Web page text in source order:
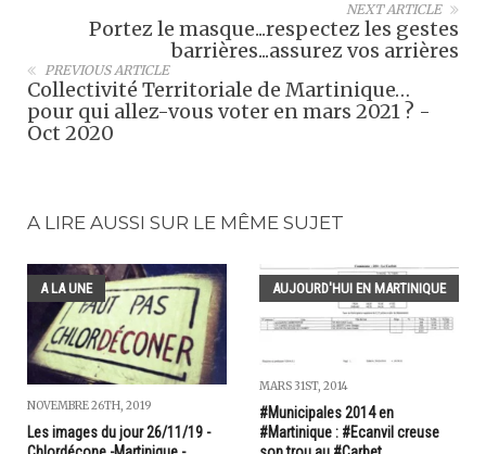
NEXT ARTICLE
Portez le masque...respectez les gestes
barrières...assurez vos arrières
PREVIOUS ARTICLE
Collectivité Territoriale de Martinique…
pour qui allez-vous voter en mars 2021 ? -
Oct 2020
A LIRE AUSSI SUR LE MÊME SUJET
A LA UNE
NOVEMBRE 26TH, 2019
Les images du jour 26/11/19 -
AUJOURD'HUI EN MARTINIQUE
MARS 31ST, 2014
#Municipales 2014 en
#Martinique : #Ecanvil creuse